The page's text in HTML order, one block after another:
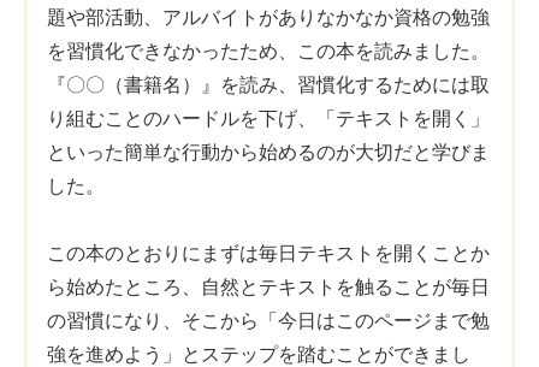
題や部活動、アルバイトがありなかなか資格の勉強
を習慣化できなかったため、この本を読みました。
『〇〇（書籍名）』を読み、習慣化するためには取
り組むことのハードルを下げ、「テキストを開く」
といった簡単な行動から始めるのが大切だと学びま
した。
この本のとおりにまずは毎日テキストを開くことか
ら始めたところ、自然とテキストを触ることが毎日
の習慣になり、そこから「今日はこのページまで勉
強を進めよう」とステップを踏むことができまし